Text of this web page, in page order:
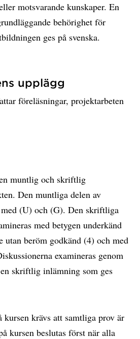
motsvarande kunskaper. En
behörighet för
ges på svenska.
upplägg
föreläsningar, projektarbeten
muntlig och skriftlig
Den muntliga delen av
(U) och (G). Den skriftliga
med betygen underkänd
beröm godkänd (4) och med
examineras genom
skriftlig inlämning som ges
krävs att samtliga prov är
kursen beslutas först när alla